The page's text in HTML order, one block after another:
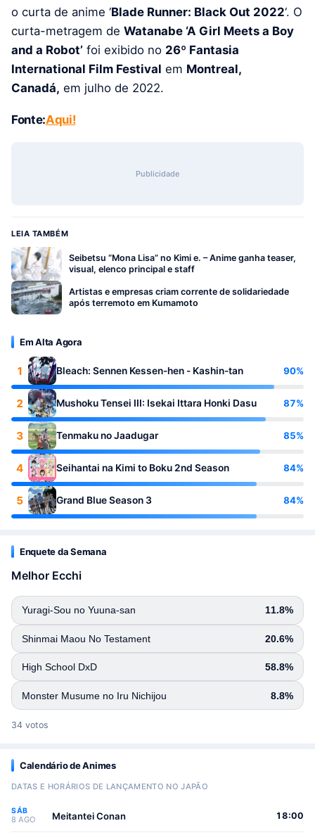
o curta de anime ‘Blade Runner: Black Out 2022‘. O
curta-metragem de Watanabe ‘A Girl Meets a Boy
and a Robot’ foi exibido no 26º Fantasia
International Film Festival em Montreal,
Canadá, em julho de 2022.
Fonte:Aqui!
Publicidade
LEIA TAMBÉM
Seibetsu “Mona Lisa” no Kimi e. – Anime ganha teaser,
visual, elenco principal e staff
Artistas e empresas criam corrente de solidariedade
após terremoto em Kumamoto
Em Alta Agora
1 Bleach: Sennen Kessen-hen - Kashin-tan 90%
2 Mushoku Tensei III: Isekai Ittara Honki Dasu 87%
3 Tenmaku no Jaadugar 85%
4 Seihantai na Kimi to Boku 2nd Season 84%
5 Grand Blue Season 3 84%
Enquete da Semana
Melhor Ecchi
Yuragi-Sou no Yuuna-san 11.8%
Shinmai Maou No Testament 20.6%
High School DxD 58.8%
Monster Musume no Iru Nichijou 8.8%
34 votos
Calendário de Animes
DATAS E HORÁRIOS DE LANÇAMENTO NO JAPÃO
SÁB
8 AGO Meitantei Conan 18:00